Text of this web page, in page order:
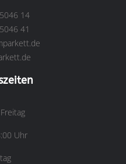
14
41
Uhr